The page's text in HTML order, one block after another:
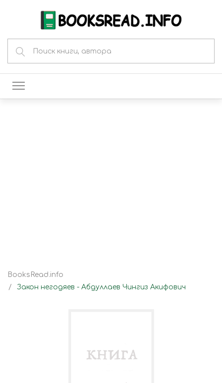
BooksRead.info
Закон негодяев - Абдуллаев Чингиз Акифович